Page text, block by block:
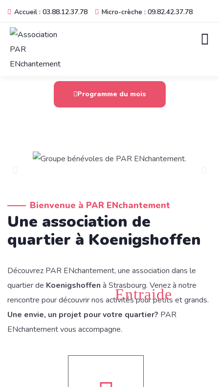
Accueil : 03.88.12.37.78 Micro-crèche : 09.82.42.37.78
Programme du mois
Entraide
Bienvenue à PAR ENchantement
Une association de
quartier à Koenigshoffen
Découvrez PAR ENchantement, une association dans le
quartier de Koenigshoffen à Strasbourg. Venez à notre
rencontre pour découvrir nos activités pour petits et grands.
Une envie, un projet pour votre quartier? PAR
ENchantement vous accompagne.